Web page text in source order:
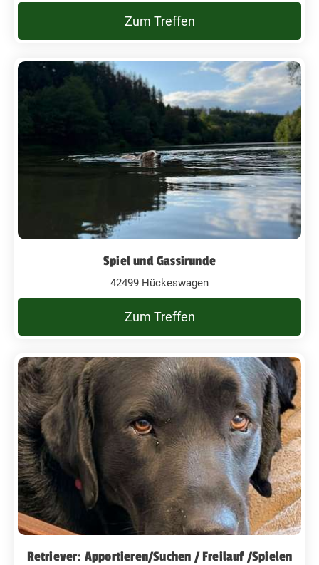
Zum Treffen
Spiel und Gassirunde
42499 Hückeswagen
Zum Treffen
Retriever: Apportieren/Suchen / Freilauf /Spielen